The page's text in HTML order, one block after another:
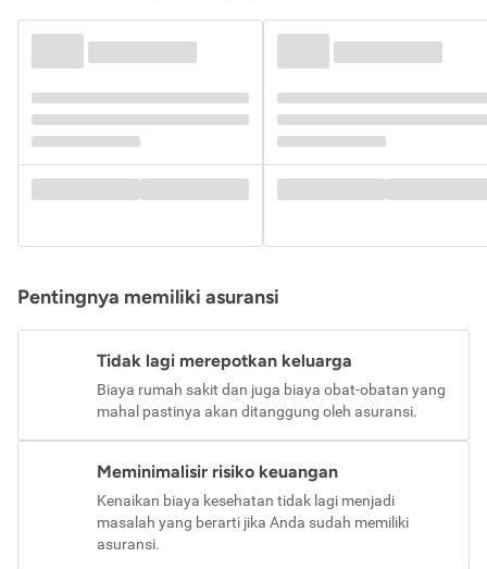
Pentingnya memiliki asuransi
Tidak lagi merepotkan keluarga
Biaya rumah sakit dan juga biaya obat-obatan yang
mahal pastinya akan ditanggung oleh asuransi.
Meminimalisir risiko keuangan
Kenaikan biaya kesehatan tidak lagi menjadi
masalah yang berarti jika Anda sudah memiliki
asuransi.